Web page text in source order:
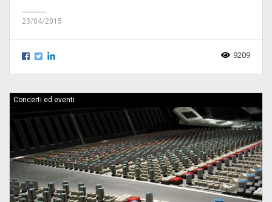
23/04/2015
9209
Concerti ed eventi